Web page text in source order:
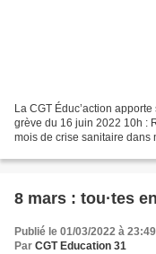
La CGT Éduc’action
grève du 16 juin 2022 10h :
mois de crise sanitaire dans
8 mars : tou·tes
Publié le 01/03/2022 à 23:49
Par CGT Education 31